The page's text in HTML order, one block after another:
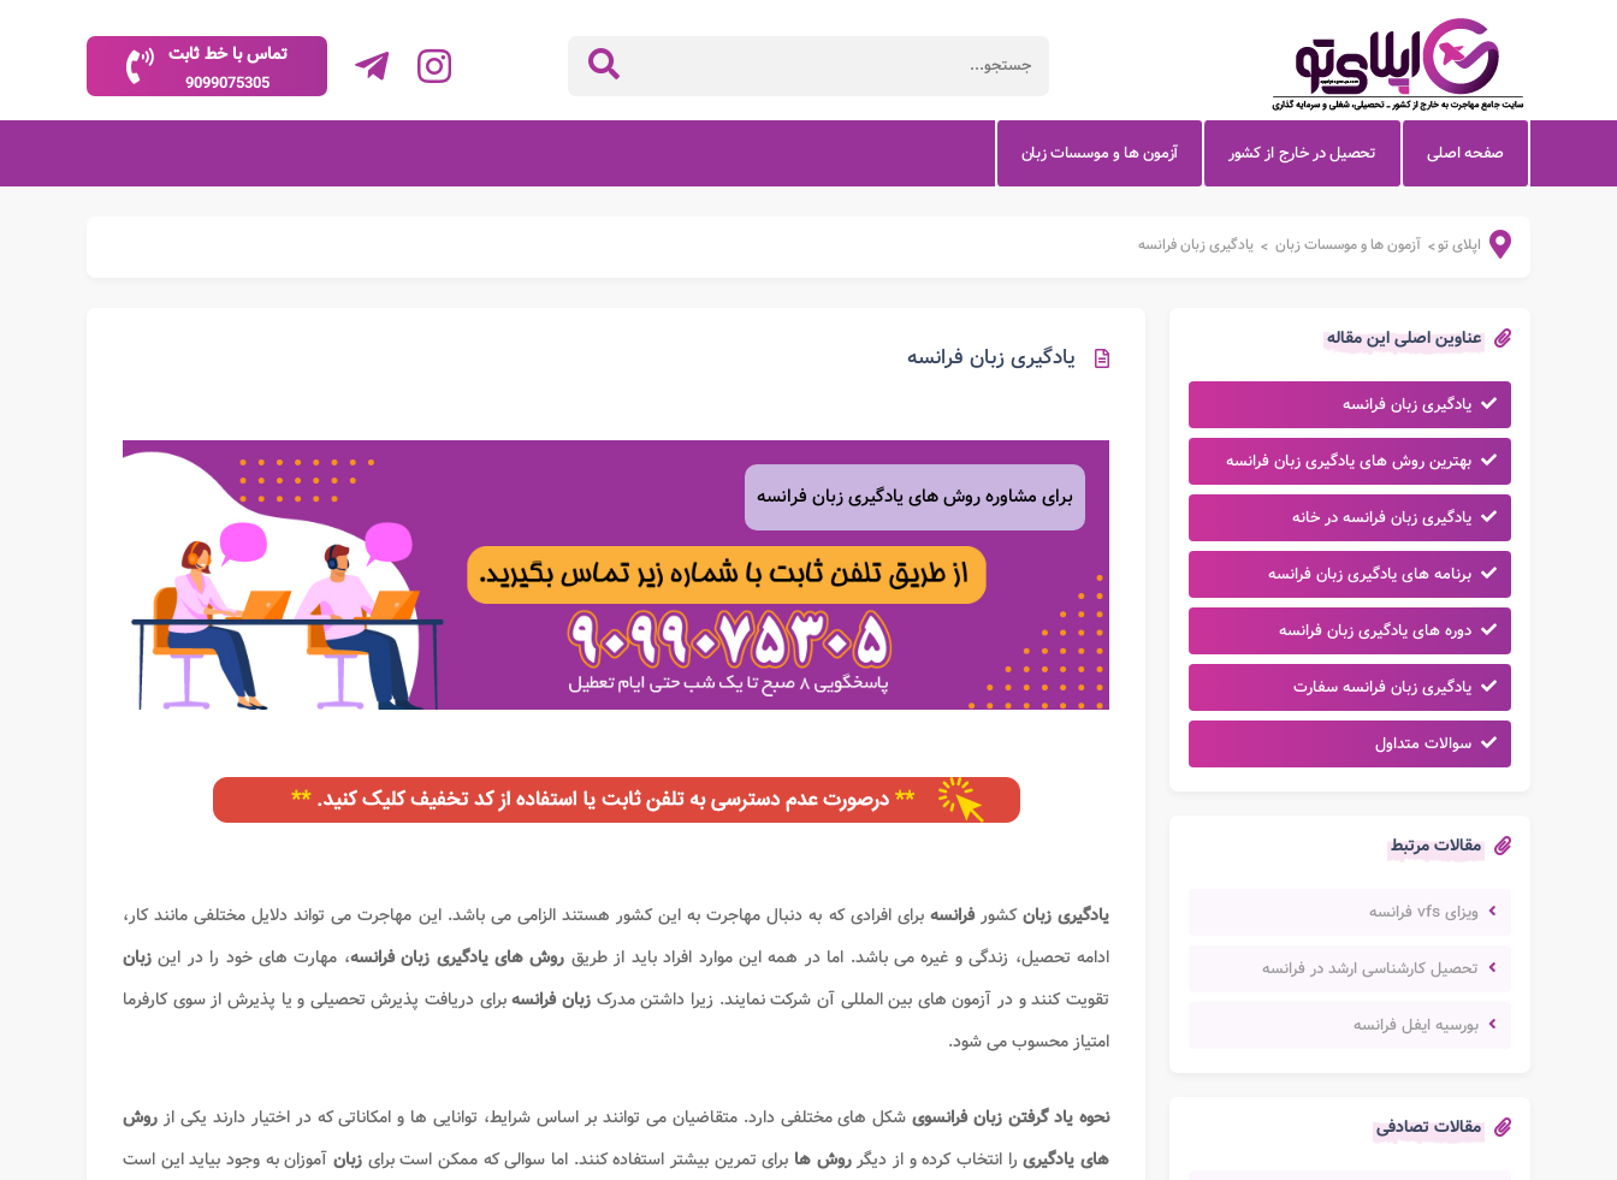
تماس با خط ثابت
9099075305
صفحه اصلی تحصیل در خارج از کشور آزمون ها و موسسات زبان
اپلای تو> آزمون ها و موسسات زبان > یادگیری زبان فرانسه
عناوین اصلی این مقاله
یادگیری زبان فرانسه
بهترین روش های یادگیری زبان فرانسه
یادگیری زبان فرانسه در خانه
برنامه های یادگیری زبان فرانسه
دوره های یادگیری زبان فرانسه
یادگیری زبان فرانسه سفارت
سوالات متداول
مقالات مرتبط
ویزای vfs فرانسه
تحصیل کارشناسی ارشد در فرانسه
بورسیه ایفل فرانسه
مقالات تصادفی
یادگیری زبان فرانسه
برای مشاوره روش های یادگیری زبان فرانسه
یادگیری زبانکشورفرانسهبرای افرادی که به دنبال مهاجرت به این کشور هستند الزامی می باشد. این مهاجرت می تواند دلایل مختلفی مانند کار،
ادامه تحصیل، زندگی و غیره می باشد. اما در همه این موارد افراد باید از طریق روش های یادگیری زبان فرانسه، مهارت های خود را در این زبان
تقویت کنند و در آزمون های بین المللی آن شرکت نمایند. زیرا داشتن مدرک زبان فرانسهبرای دریافت پذیرش تحصیلی و یا پذیرش از سوی کارفرما
امتیاز محسوب می شود.
نحوه یاد گرفتن زبان فرانسویشکل های مختلفی دارد. متقاضیان می توانند بر اساس شرایط، توانایی ها و امکاناتی که در اختیار دارند یکی از روش
های یادگیری را انتخاب کرده و از دیگرروش ها برای تمرین بیشتر استفاده کنند. اما سوالی که ممکن است برای زبان آموزان به وجود بیاید این است